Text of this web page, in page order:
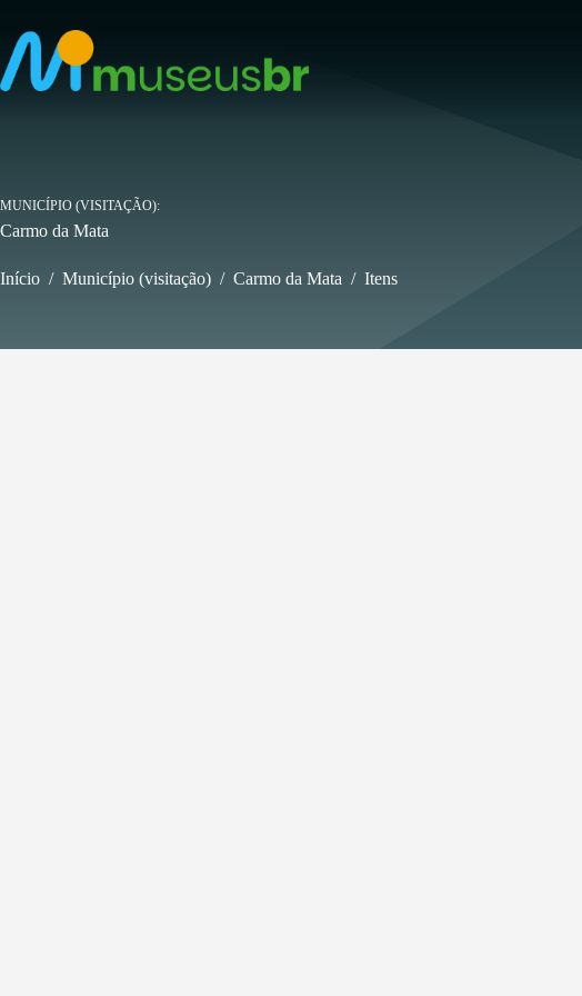
para
conteúdo
MUNICÍPIO (VISITAÇÃO)
Carmo da Mata
Início / Município (visitação) / Carmo da Mata / Itens